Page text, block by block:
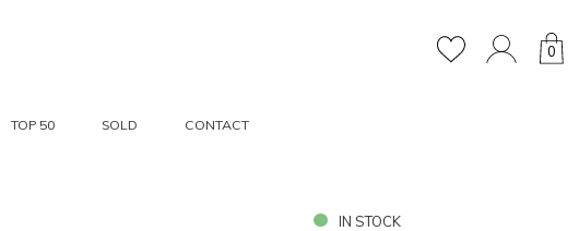
0
TOP 50 SOLD CONTACT
IN STOCK